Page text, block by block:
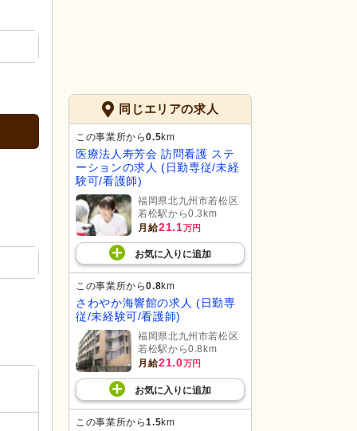
同じエリアの求人
この事業所から0.5km
医療法人寿芳会 訪問看護 ステ
ーションの求人 (日勤専従/未経
験可/看護師)
福岡県北九州市若松区
若松駅から0.3km
月給21.1万円
お気に入り に追加
この事業所から0.8km
さわやか海響館の求人 (日勤専
従/未経験可/看護師)
福岡県北九州市若松区
若松駅から0.8km
月給21.0万円
お気に入り に追加
この事業所から1.5km